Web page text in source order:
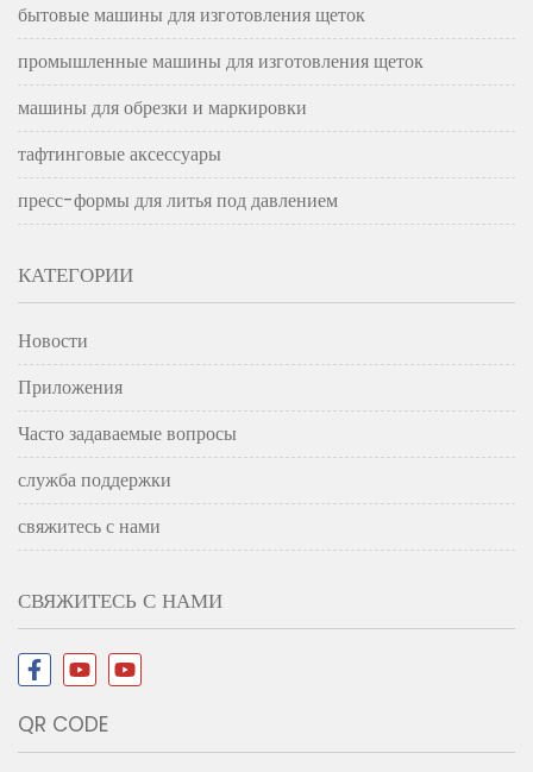
бытовые машины для изготовления щеток
промышленные машины для изготовления щеток
машины для обрезки и маркировки
тафтинговые аксессуары
пресс-формы для литья под давлением
КАТЕГОРИИ
Новости
Приложения
Часто задаваемые вопросы
служба поддержки
свяжитесь с нами
СВЯЖИТЕСЬ С НАМИ
QR CODE